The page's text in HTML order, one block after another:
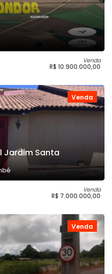
Venda
R$ 10.900.000,00
Venda
Jardim Santa
Venda
R$ 7.000.000,00
Venda